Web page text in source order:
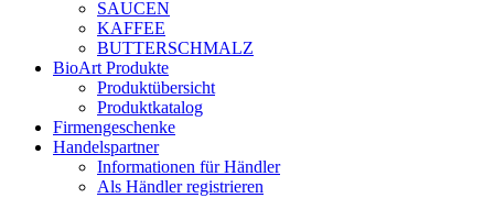
SAUCEN
KAFFEE
BUTTERSCHMALZ
BioArt Produkte
Produktübersicht
Produktkatalog
Firmengeschenke
Handelspartner
Informationen für Händler
Als Händler registrieren